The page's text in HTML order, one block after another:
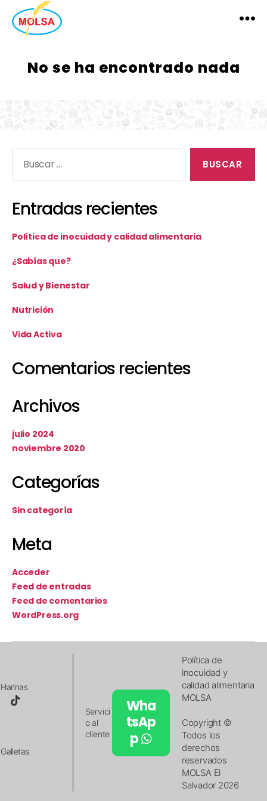
No se ha encontrado nada
Entradas recientes
Política de inocuidad y calidad alimentaria
¿Sabías que?
Salud y Bienestar
Nutrición
Vida Activa
Comentarios recientes
Archivos
julio 2024
noviembre 2020
Categorías
Sin categoría
Meta
Acceder
Feed de entradas
Feed de comentarios
WordPress.org
Servici
o al
cliente
Wha
tsAp
p
Política de
inocuidad y
calidad alimentaria
MOLSA
Copyright ©
Todos los
derechos
reservados
MOLSA El
Salvador 2026